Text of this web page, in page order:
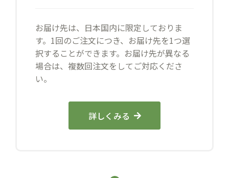
お届け先は、日本国内に限定しておりま
す。1回のご注文につき、お届け先を1つ選
択することができます。お届け先が異なる
場合は、複数回注文をしてご対応くださ
い。
詳しくみる